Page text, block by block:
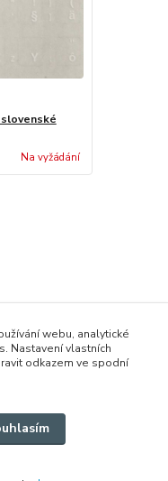
Na vyžádání
webu, analytické
Nastavení vlastních
odkazem ve spodní